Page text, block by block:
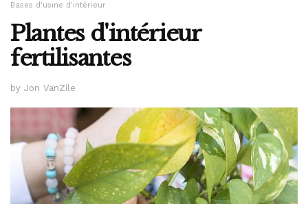
Bases d'usine d'intérieur
Plantes d'intérieur
fertilisantes
by Jon VanZile